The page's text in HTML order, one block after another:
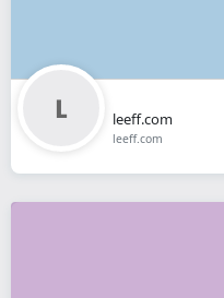
leeff.com
leeff.com